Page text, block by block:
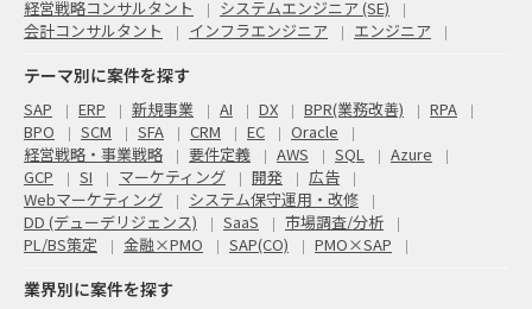
経営戦略コンサルタント
システムエンジニア (SE)
会計コンサルタント
インフラエンジニア エンジニア
テーマ別に案件を探す
SAP ERP 新規事業 AI DX BPR(業務改善)
RPA
BPO
SCM SFA CRM EC
Oracle
経営戦略・事業戦略
要件定義 AWS SQL
Azure
GCP
SI マーケティング 開発
広告
Webマーケティング
システム保守運用・改修
DD (デューデリジェンス)
SaaS
市場調査/分析
PL/BS策定
金融×PMO SAP(CO) PMO×SAP
業界別に案件を探す